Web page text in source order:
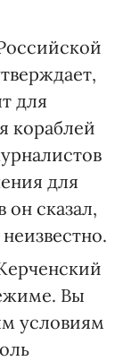
для
кораблей
для
он сказал,
Вы
условиям